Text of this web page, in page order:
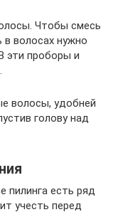
Чтобы смесь
в волосах нужно
эти проборы и
волосы, удобней
голову над
пилинга есть ряд
учесть перед